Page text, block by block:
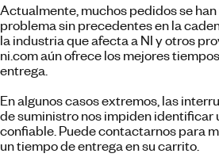
Actualmente, muchos pedidos se
problema sin precedentes en la
la industria que afecta a NI y otros
ni.com aún ofrece los mejores
entrega.
En algunos casos extremos, las
de suministro nos impiden identificar
confiable. Puede contactarnos para
un tiempo de entrega en su carrito.